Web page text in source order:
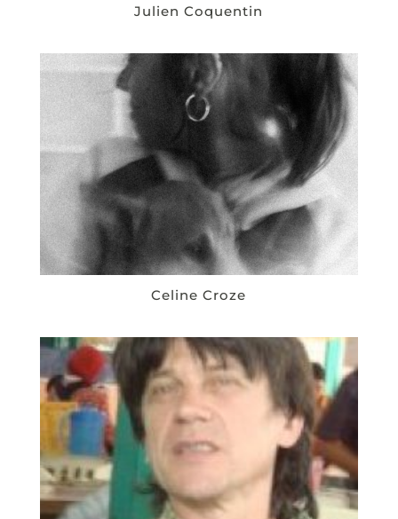
Julien Coquentin
Celine Croze